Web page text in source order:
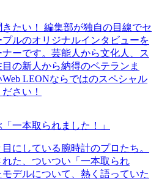
たい！ 編集部が独自の目線でセ
ルのオリジナルインタビューを
ーです。芸能人から文化人、ス
の新人から納得のベテランま
LEONならではのスペシャル
さい！
一本取られました！」
にしている腕時計のプロたち。
た、ついつい「一本取られ
デルについて、熱く語っていた